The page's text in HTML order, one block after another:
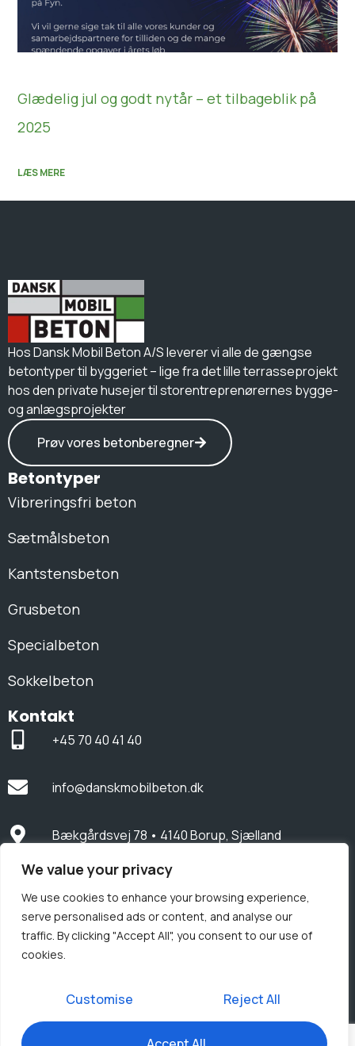
We value your privacy
We use cookies to enhance your browsing experience,
serve personalised ads or content, and analyse our
traffic. By clicking "Accept All", you consent to our use of
cookies.
Customise Reject All
Glædelig jul og godt nytår – et tilbageblik på
2025
LÆS MERE
Hos Dansk Mobil Beton A/S leverer vi alle de gængse
betontyper til byggeriet – lige fra det lille terrasseprojekt
hos den private husejer til storentreprenørernes bygge-
og anlægsprojekter
Prøv vores betonberegner
Betontyper
Vibreringsfri beton
Sætmålsbeton
Kantstensbeton
Grusbeton
Specialbeton
Sokkelbeton
Kontakt
+45 70 40 41 40
info@danskmobilbeton.dk
Bækgårdsvej 78 • 4140 Borup, Sjælland
CVR-nummer: 38380354
Nyheder
Cookie politik